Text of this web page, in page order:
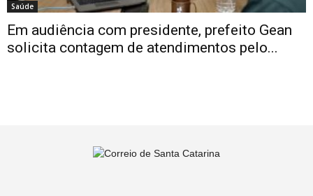
Saúde
Em audiência com presidente, prefeito Gean
solicita contagem de atendimentos pelo...